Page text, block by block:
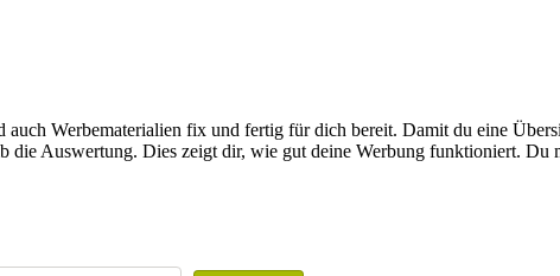
Werbematerialien fix und fertig für dich bereit. Damit du eine
Auswertung. Dies zeigt dir, wie gut deine Werbung funktioniert. Du